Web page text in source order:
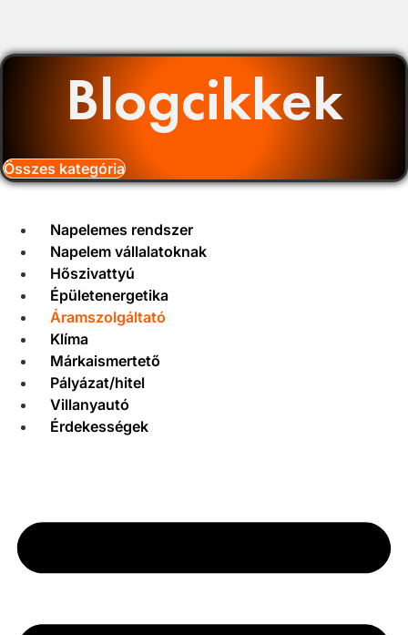
Blogcikkek
Összes kategória
Napelemes rendszer
Napelem vállalatoknak
Hőszivattyú
Épületenergetika
Áramszolgáltató
Klíma
Márkaismertető
Pályázat/hitel
Villanyautó
Érdekességek